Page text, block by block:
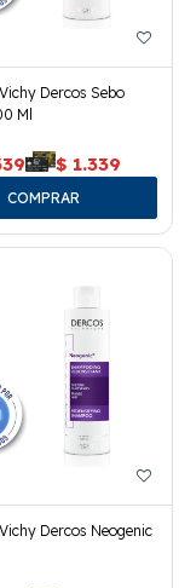
Dercos Sebo
Ml
$ 1.339
Dercos Neogenic